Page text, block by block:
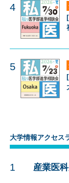
4
5
大学情報アクセス
1 産業医